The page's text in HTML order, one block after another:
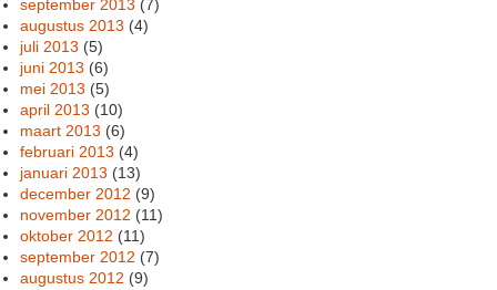
september 2013 (7)
augustus 2013 (4)
juli 2013 (5)
juni 2013 (6)
mei 2013 (5)
april 2013 (10)
maart 2013 (6)
februari 2013 (4)
januari 2013 (13)
december 2012 (9)
november 2012 (11)
oktober 2012 (11)
september 2012 (7)
augustus 2012 (9)